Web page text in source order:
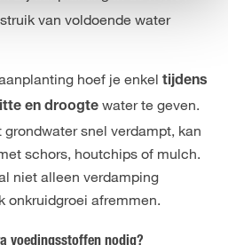
van voldoende water
hoef je enkel tijdens
en droogte water te geven.
snel verdampt, kan
schors, houtchips of mulch.
niet alleen verdamping
onkruidgroei afremmen.